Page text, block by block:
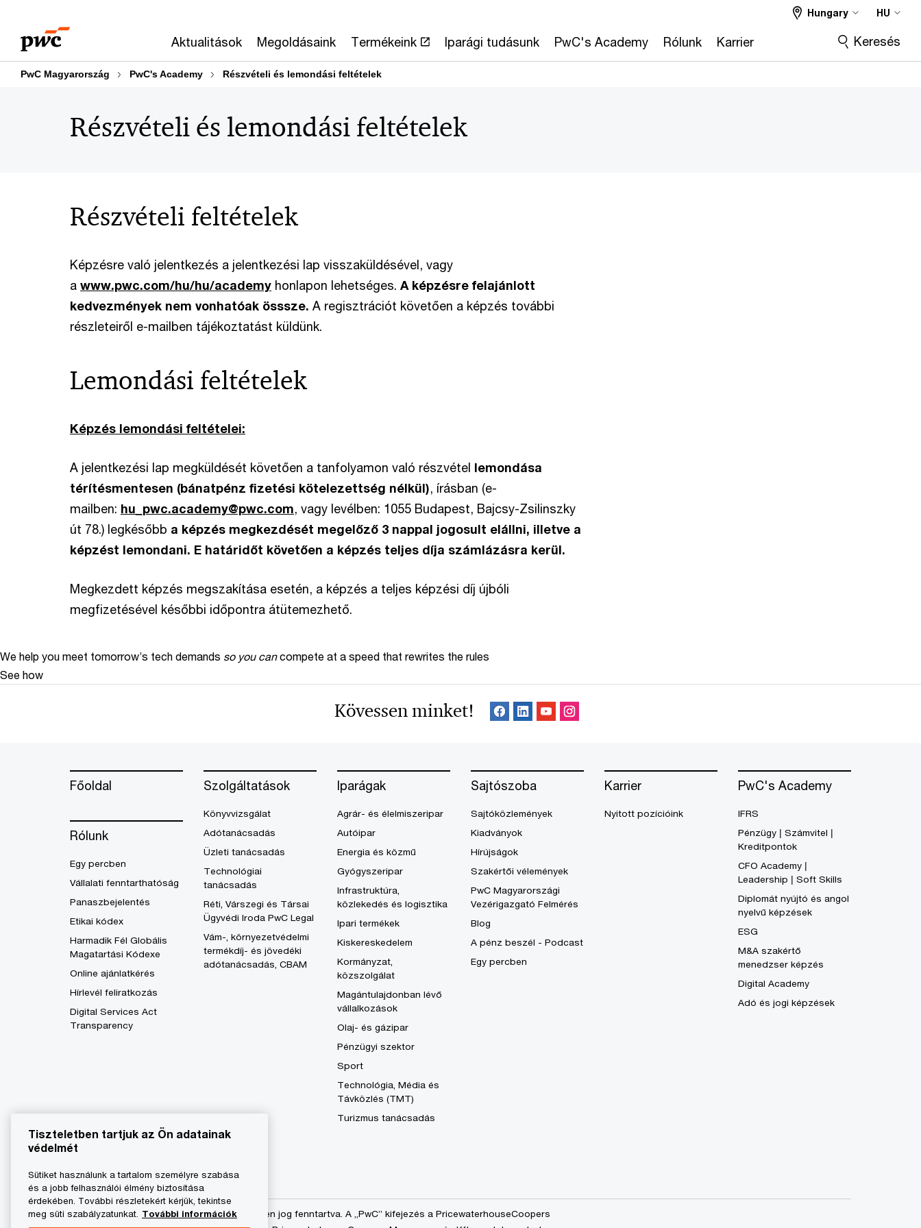
content
footer
Aktualitások Megoldásaink Termékeink Iparági tudásunk PwC's Academy Rólunk Karrier
Hungary HU
Keresés
PwC Magyarország PwC's Academy Részvételi és lemondási feltételek
Részvételi és lemondási feltételek
Részvételi feltételek
Képzésre való jelentkezés a jelentkezési lap visszaküldésével, vagy
a www.pwc.com/hu/hu/academy honlapon lehetséges. A képzésre felajánlott
kedvezmények nem vonhatóak össsze. A regisztrációt követően a képzés további
részleteiről e-mailben tájékoztatást küldünk.
Lemondási feltételek
Képzés lemondási feltételei:
A jelentkezési lap megküldését követően a tanfolyamon való részvétel lemondása
térítésmentesen (bánatpénz fizetési kötelezettség nélkül), írásban (e-
mailben: hu_pwc.academy@pwc.com, vagy levélben: 1055 Budapest, Bajcsy-Zsilinszky
út 78.) legkésőbb a képzés megkezdését megelőző 3 nappal jogosult elállni, illetve a
képzést lemondani. E határidőt követően a képzés teljes díja számlázásra kerül.
Megkezdett képzés megszakítása esetén, a képzés a teljes képzési díj újbóli
megfizetésével későbbi időpontra átütemezhető.
We help you meet tomorrow’s tech demands so you can compete at a speed that rewrites the rules
See how
Kövessen minket!
Főoldal
Rólunk
Egy percben
Vállalati fenntarthatóság
Panaszbejelentés
Etikai kódex
Harmadik Fél Globális
Magatartási Kódexe
Online ajánlatkérés
Hírlevél feliratkozás
Digital Services Act
Transparency
Szolgáltatások
Könyvvizsgálat
Adótanácsadás
Üzleti tanácsadás
Technológiai
tanácsadás
Réti, Várszegi és Társai
Ügyvédi Iroda PwC Legal
Vám-, környezetvédelmi
termékdíj- és jövedéki
adótanácsadás, CBAM
Iparágak
Agrár- és élelmiszeripar
Autóipar
Energia és közmű
Gyógyszeripar
Infrastruktúra,
közlekedés és logisztika
Ipari termékek
Kiskereskedelem
Kormányzat,
közszolgálat
Magántulajdonban lévő
vállalkozások
Olaj- és gázipar
Pénzügyi szektor
Sport
Technológia, Média és
Távközlés (TMT)
Turizmus tanácsadás
Sajtószoba
Sajtóközlemények
Kiadványok
Hírújságok
Szakértői vélemények
PwC Magyarországi
Vezérigazgató Felmérés
Blog
A pénz beszél - Podcast
Egy percben
Karrier
Nyitott pozícióink
PwC's Academy
IFRS
Pénzügy | Számvitel |
Kreditpontok
CFO Academy |
Leadership | Soft Skills
Diplomát nyújtó és angol
nyelvű képzések
ESG
M&A szakértő
menedzser képzés
Digital Academy
Adó és jogi képzések
© 2023 - 2026 PwC. Minden jog fenntartva. A „PwC” kifejezés a PricewaterhouseCoopers
Tiszteletben tartjuk az Ön adatainak
védelmét
Sütiket használunk a tartalom személyre szabása
és a jobb felhasználói élmény biztosítása
érdekében. További részletekért kérjük, tekintse
meg süti szabályzatunkat. További információk